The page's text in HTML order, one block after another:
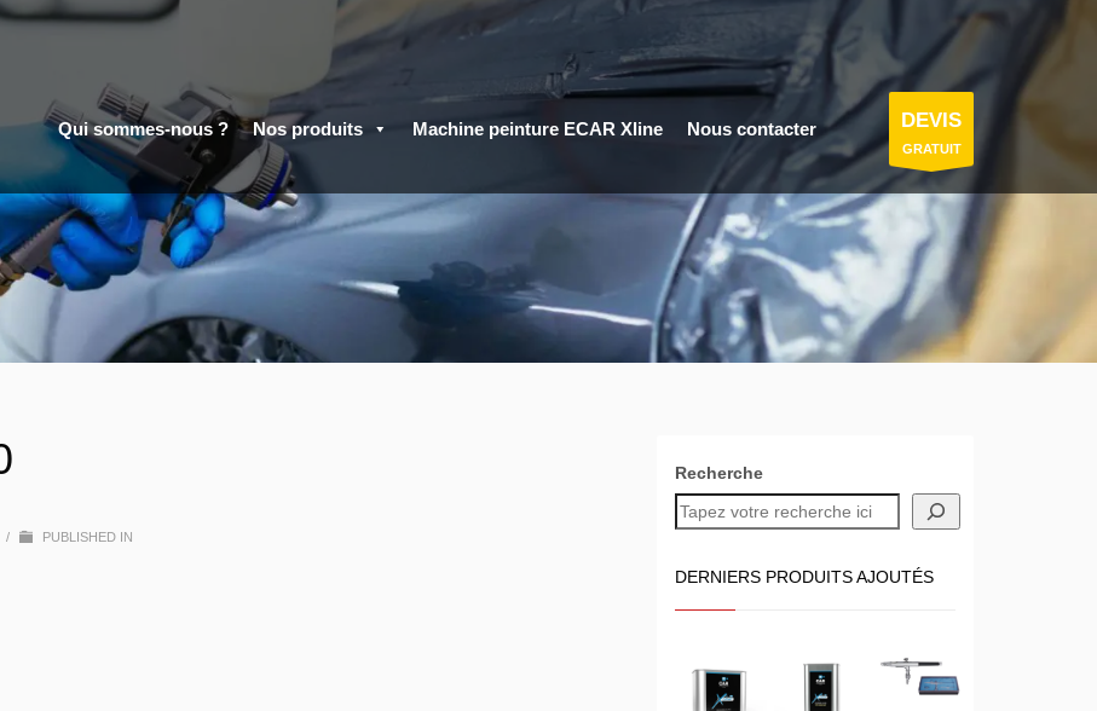
Qui sommes-nous ? Nos produits Machine peinture ECAR Xline Nous contacter DEVIS
GRATUIT
/ PUBLISHED IN
Recherche
DERNIERS PRODUITS AJOUTÉS